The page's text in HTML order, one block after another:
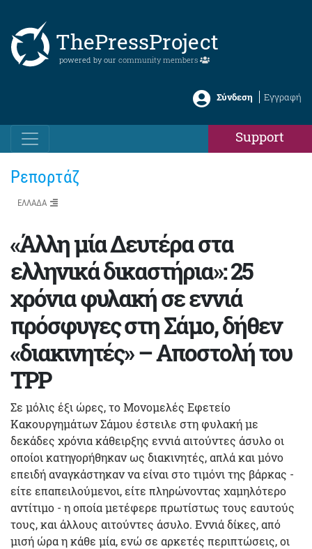
ThePressProject
powered by our community members
Σύνδεση Εγγραφή
Support
Ρεπορτάζ
ΕΛΛΑΔΑ
«Άλλη μία Δευτέρα στα
ελληνικά δικαστήρια»: 25
χρόνια φυλακή σε εννιά
πρόσφυγες στη Σάμο, δήθεν
«διακινητές» – Αποστολή του
TPP
Σε μόλις έξι ώρες, το Μονομελές Εφετείο
Κακουργημάτων Σάμου έστειλε στη φυλακή με
δεκάδες χρόνια κάθειρξης εννιά αιτούντες άσυλο οι
οποίοι κατηγορήθηκαν ως διακινητές, απλά και μόνο
επειδή αναγκάστηκαν να είναι στο τιμόνι της βάρκας -
είτε επαπειλούμενοι, είτε πληρώνοντας χαμηλότερο
αντίτιμο - η οποία μετέφερε πρωτίστως τους εαυτούς
τους, και άλλους αιτούντες άσυλο. Εννιά δίκες, από
μισή ώρα η κάθε μία, ενώ σε αρκετές περιπτώσεις, οι